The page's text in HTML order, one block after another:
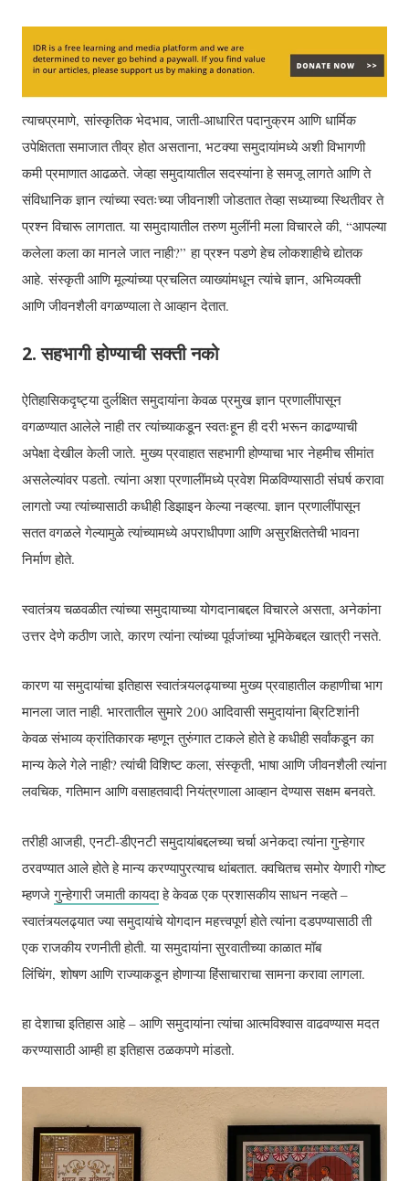
त्याचप्रमाणे, सांस्कृतिक भेदभाव, जाती-आधारित पदानुक्रम आणि धार्मिक
उपेक्षितता समाजात तीव्र होत असताना, भटक्या समुदायांमध्ये अशी विभागणी
कमी प्रमाणात आढळते. जेव्हा समुदायातील सदस्यांना हे समजू लागते आणि ते
संविधानिक ज्ञान त्यांच्या स्वतःच्या जीवनाशी जोडतात तेव्हा सध्याच्या स्थितीवर ते
प्रश्न विचारू लागतात. या समुदायातील तरुण मुलींनी मला विचारले की, “आपल्या
कलेला कला का मानले जात नाही?” हा प्रश्न पडणे हेच लोकशाहीचे द्योतक
आहे. संस्कृती आणि मूल्यांच्या प्रचलित व्याख्यांमधून त्यांचे ज्ञान, अभिव्यक्ती
आणि जीवनशैली वगळण्याला ते आव्हान देतात.
2. सहभागी होण्याची सक्ती नको
ऐतिहासिकदृष्ट्या दुर्लक्षित समुदायांना केवळ प्रमुख ज्ञान प्रणालींपासून
वगळण्यात आलेले नाही तर त्यांच्याकडून स्वतःहून ही दरी भरून काढण्याची
अपेक्षा देखील केली जाते. मुख्य प्रवाहात सहभागी होण्याचा भार नेहमीच सीमांत
असलेल्यांवर पडतो. त्यांना अशा प्रणालींमध्ये प्रवेश मिळविण्यासाठी संघर्ष करावा
लागतो ज्या त्यांच्यासाठी कधीही डिझाइन केल्या नव्हत्या. ज्ञान प्रणालींपासून
सतत वगळले गेल्यामुळे त्यांच्यामध्ये अपराधीपणा आणि असुरक्षिततेची भावना
निर्माण होते.
स्वातंत्र्य चळवळीत त्यांच्या समुदायाच्या योगदानाबद्दल विचारले असता, अनेकांना
उत्तर देणे कठीण जाते, कारण त्यांना त्यांच्या पूर्वजांच्या भूमिकेबद्दल खात्री नसते.
कारण या समुदायांचा इतिहास स्वातंत्र्यलढ्याच्या मुख्य प्रवाहातील कहाणीचा भाग
मानला जात नाही. भारतातील सुमारे 200 आदिवासी समुदायांना ब्रिटिशांनी
केवळ संभाव्य क्रांतिकारक म्हणून तुरुंगात टाकले होते हे कधीही सर्वांकडून का
मान्य केले गेले नाही? त्यांची विशिष्ट कला, संस्कृती, भाषा आणि जीवनशैली त्यांना
लवचिक, गतिमान आणि वसाहतवादी नियंत्रणाला आव्हान देण्यास सक्षम बनवते.
तरीही आजही, एनटी-डीएनटी समुदायांबद्दलच्या चर्चा अनेकदा त्यांना गुन्हेगार
ठरवण्यात आले होते हे मान्य करण्यापुरत्याच थांबतात. क्वचितच समोर येणारी गोष्ट
म्हणजेगुन्हेगारी जमाती कायदाहे केवळ एक प्रशासकीय साधन नव्हते –
स्वातंत्र्यलढ्यात ज्या समुदायांचे योगदान महत्त्वपूर्ण होते त्यांना दडपण्यासाठी ती
एक राजकीय रणनीती होती. या समुदायांना सुरवातीच्या काळात मॉब
लिंचिंग, शोषण आणि राज्याकडून होणाऱ्या हिंसाचाराचा सामना करावा लागला.
हा देशाचा इतिहास आहे – आणि समुदायांना त्यांचा आत्मविश्वास वाढवण्यास मदत
करण्यासाठी आम्ही हा इतिहास ठळकपणे मांडतो.